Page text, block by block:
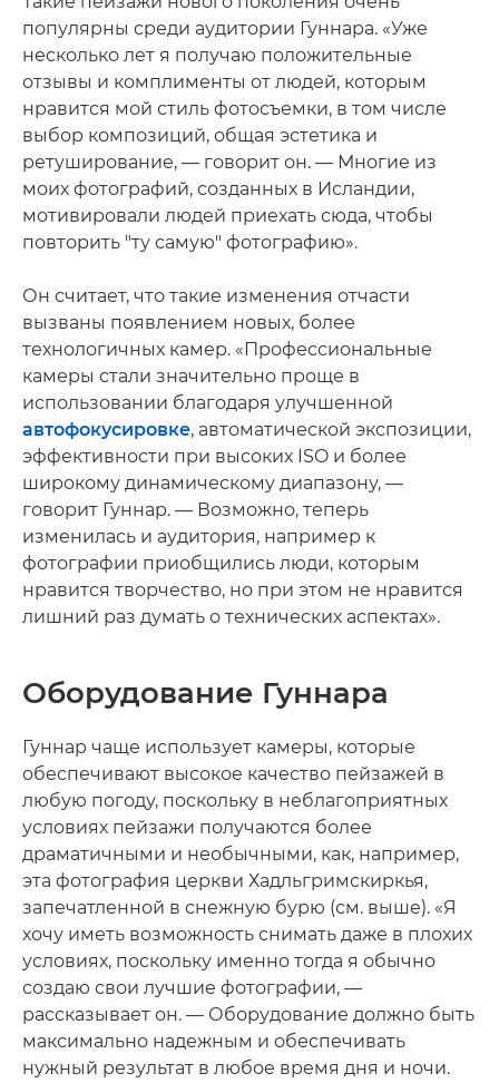
популярны среди аудитории Гуннара. «Уже
несколько лет я получаю положительные
отзывы и комплименты от людей, которым
нравится мой стиль фотосъемки, в том числе
выбор композиций, общая эстетика и
ретуширование, — говорит он. — Многие из
моих фотографий, созданных в Исландии,
мотивировали людей приехать сюда, чтобы
повторить "ту самую" фотографию».
Он считает, что такие изменения отчасти
вызваны появлением новых, более
технологичных камер. «Профессиональные
камеры стали значительно проще в
использовании благодаря улучшенной
автофокусировке, автоматической экспозиции,
эффективности при высоких ISO и более
широкому динамическому диапазону, —
говорит Гуннар. — Возможно, теперь
изменилась и аудитория, например к
фотографии приобщились люди, которым
нравится творчество, но при этом не нравится
лишний раз думать о технических аспектах».
Оборудование Гуннара
Гуннар чаще использует камеры, которые
обеспечивают высокое качество пейзажей в
любую погоду, поскольку в неблагоприятных
условиях пейзажи получаются более
драматичными и необычными, как, например,
эта фотография церкви Хадльгримскиркья,
запечатленной в снежную бурю (см. выше). «Я
хочу иметь возможность снимать даже в плохих
условиях, поскольку именно тогда я обычно
создаю свои лучшие фотографии, —
рассказывает он. — Оборудование должно быть
максимально надежным и обеспечивать
нужный результат в любое время дня и ночи.